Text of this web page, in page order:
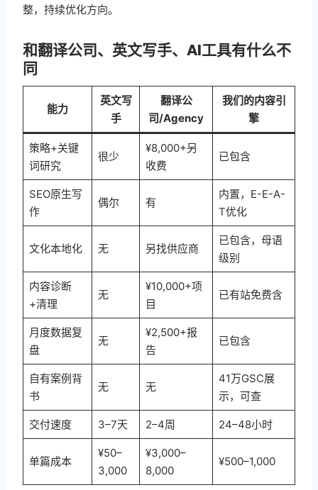
整，持续优化方向。
和翻译公司、英文写手、AI工具有什么不
同
能力
英文写
手
翻译公
司/Agency
我们的内容引
擎
策略+关键
词研究
很少
¥8,000+另
收费
已包含
SEO原生写
作
偶尔 有
内置，E-E-A-
T优化
文化本地化 无 另找供应商
已包含，母语
级别
内容诊断
+清理
无
¥10,000+项
目
已有站免费含
月度数据复
盘
无
¥2,500+报
告
已包含
自有案例背
书
无 无
41万GSC展
示，可查
交付速度 3–7天 2–4周 24–48小时
单篇成本
¥50–
3,000
¥3,000–
8,000
¥500–1,000